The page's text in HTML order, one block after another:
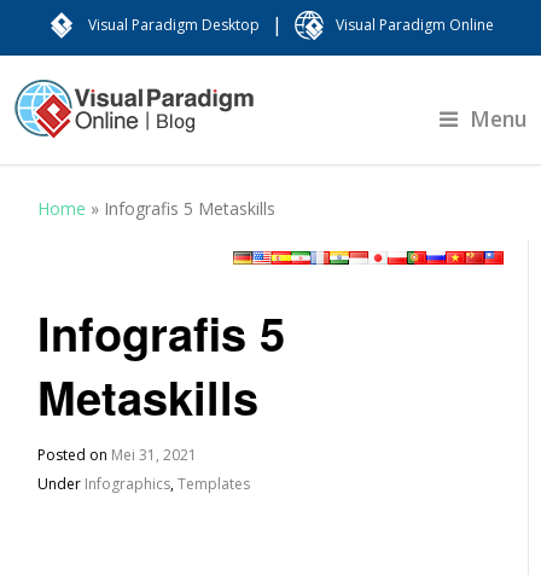
Visual Paradigm Desktop | Visual Paradigm Online
Menu
Home » Infografis 5 Metaskills
Infografis 5
Metaskills
Posted on Mei 31, 2021
Under Infographics,Templates